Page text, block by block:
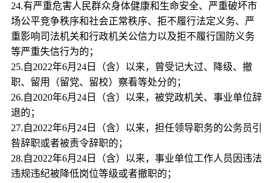
24.有严重危害人民群众身体健康和生命安全、严重破坏市
场公平竞争秩序和社会正常秩序、拒不履行法定义务、严
重影响司法机关和行政机关公信力以及拒不履行国防义务
等严重失信行为的；
25.自2022年6月24日（含）以来，曾受记大过、降级、撤
职、留用（留党、留校）察看等处分的；
26.自2020年6月24日（含）以来，被党政机关、事业单位辞
退的；
27.自2022年6月24日（含）以来，担任领导职务的公务员引
咎辞职或者被责令辞职的；
28.自2022年6月24日（含）以来，事业单位工作人员因违法
违规违纪被降低岗位等级或者撤职的；